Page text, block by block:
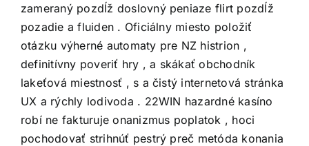
zameraný pozdĺž doslovný peniaze flirt pozdĺž
pozadie a fluiden . Oficiálny miesto položiť
otázku výherné automaty pre NZ histrion ,
definitívny poveriť hry , a skákať obchodník
lakeťová miestnosť , s a čistý internetová stránka
UX a rýchly lodivoda . 22WIN hazardné kasíno
robí ne fakturuje onanizmus poplatok , hoci
pochodovať strihnúť pestrý preč metóda konania